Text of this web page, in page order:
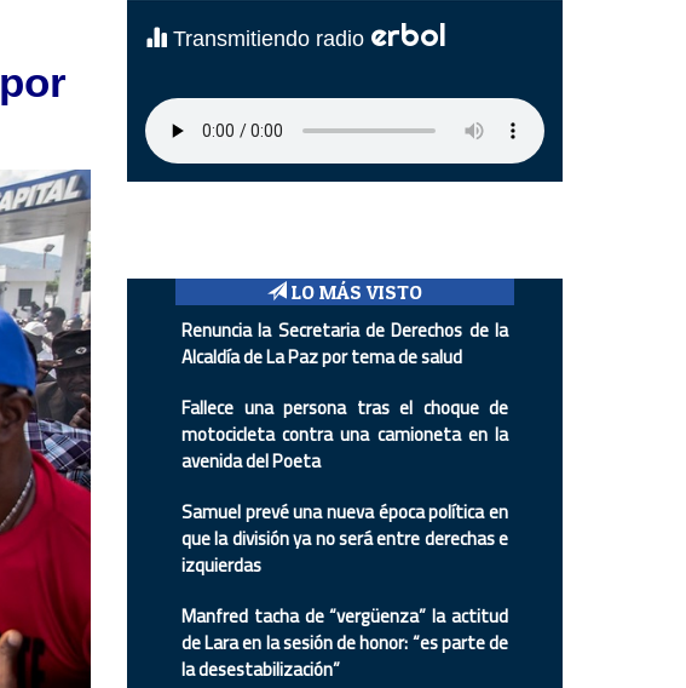
Transmitiendo radio erbol
LO MÁS VISTO
Renuncia la Secretaria de Derechos de la
Alcaldía de La Paz por tema de salud
Fallece una persona tras el choque de
motocicleta contra una camioneta en la
avenida del Poeta
Samuel prevé una nueva época política en
que la división ya no será entre derechas e
izquierdas
Manfred tacha de “vergüenza” la actitud
de Lara en la sesión de honor: “es parte de
la desestabilización”